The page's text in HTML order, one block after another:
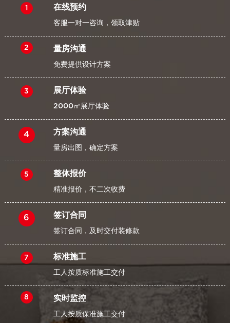
1 在线预约
客服一对一咨询，领取津贴
量房沟通
免费提供设计方案
2
3 展厅体验
2000㎡展厅体验
方案沟通
量房出图，确定方案
4
5 整体报价
精准报价，不二次收费
签订合同
签订合同，及时交付装修款
6
7 标准施工
工人按质标准施工交付
实时监控
工人按质保准施工交付
8